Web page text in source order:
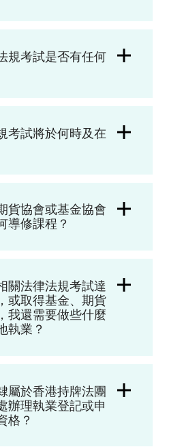
規考試是否有任何
考試將於何時及在
貨協會或基金協會
導修課程？
關法律法規考試達
或取得基金、期貨
我還需要做些什麼
執業？
屬於香港持牌法團
辦理執業登記或申
格？